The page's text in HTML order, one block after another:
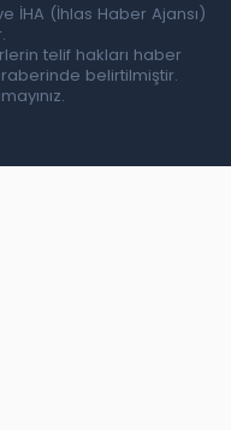
İHA (İhlas Haber Ajansı)
telif hakları haber
belirtilmiştir.